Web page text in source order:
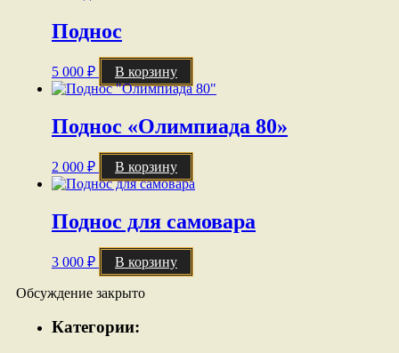
Поднос
5 000 ₽ В корзину
Поднос «Олимпиада 80»
2 000 ₽ В корзину
Поднос для самовара
3 000 ₽ В корзину
Обсуждение закрыто
Категории: